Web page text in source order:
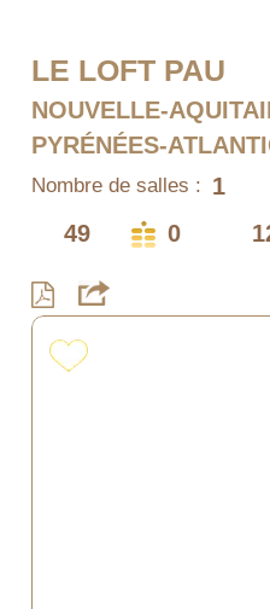
LE LOFT PAU
NOUVELLE-
PYRÉNÉES-
Nombre de salles : 1
49
0